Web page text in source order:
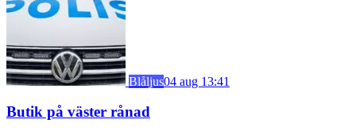
Blåljus04 aug 13:41
Butik på väster rånad